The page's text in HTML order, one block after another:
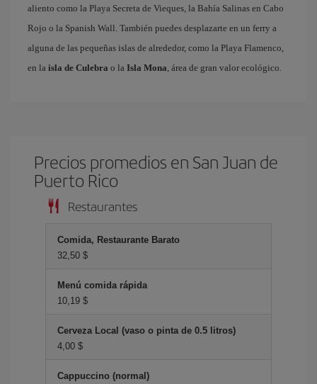
aliento como la Playa Secreta de Vieques, la Bahía Salinas en Cabo
Rojo o la Spanish Wall. También puedes desplazarte en un ferry a
alguna de las pequeñas islas de alrededor, como la Playa Flamenco,
en la isla de Culebra o la Isla Mona, área de gran valor ecológico.
Precios promedios en San Juan de
Puerto Rico
Restaurantes
Comida, Restaurante Barato
32,50 $
Menú comida rápida
10,19 $
Cerveza Local (vaso o pinta de 0.5 litros)
4,00 $
Cappuccino (normal)